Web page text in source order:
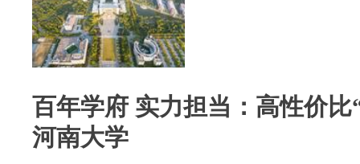
百年学府 实力担当：高性价比
河南大学